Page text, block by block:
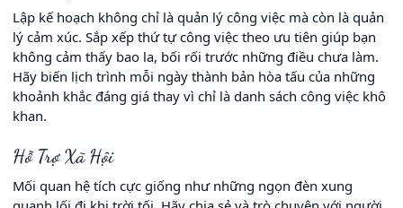
Lập kế hoạch không chỉ là quản lý công việc mà còn là quản
lý cảm xúc. Sắp xếp thứ tự công việc theo ưu tiên giúp bạn
không cảm thấy bao la, bối rối trước những điều chưa làm.
Hãy biến lịch trình mỗi ngày thành bản hòa tấu của những
khoảnh khắc đáng giá thay vì chỉ là danh sách công việc khô
khan.
Hỗ Trợ Xã Hội
Mối quan hệ tích cực giống như những ngọn đèn xung